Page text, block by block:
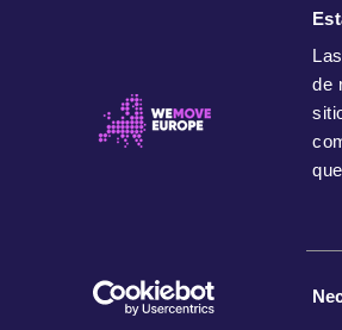
de
Movemos Europa es una organización
© 2026 WeMove Europe